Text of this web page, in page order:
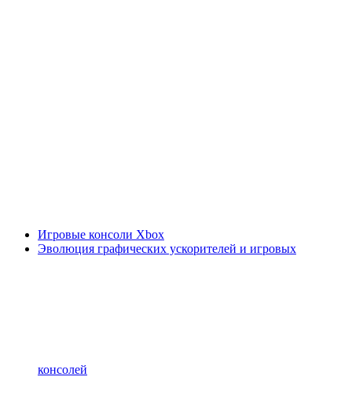
Игровые консоли Xbox
Эволюция графических ускорителей и игровых
консолей